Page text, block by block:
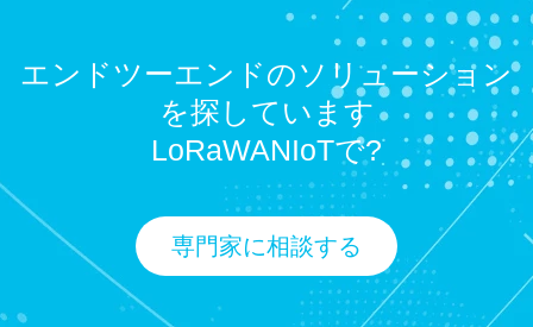
エンドツーエンドのソリューション
を探しています
LoRaWANIoTで?
専門家に相談する